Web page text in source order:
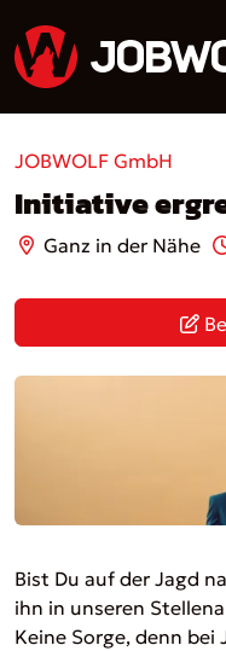
JOBWOLF GmbH
Ganz in der Nähe
Bist Du auf der Jagd
ihn in unseren
Keine Sorge, denn bei